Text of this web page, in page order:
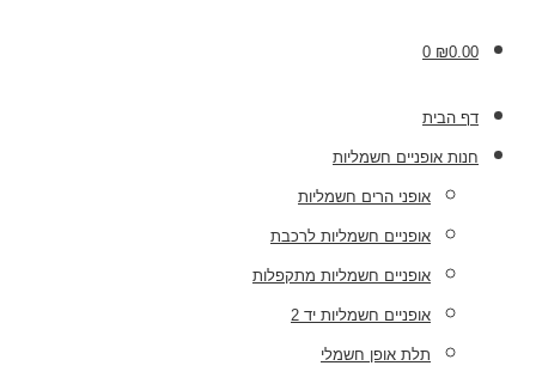
₪0.00
0
דף הבית
חנות אופניים חשמליות
אופני הרים חשמליות
אופניים חשמליות לרכבת
אופניים חשמליות מתקפלות
אופניים חשמליות יד 2
תלת אופן חשמלי